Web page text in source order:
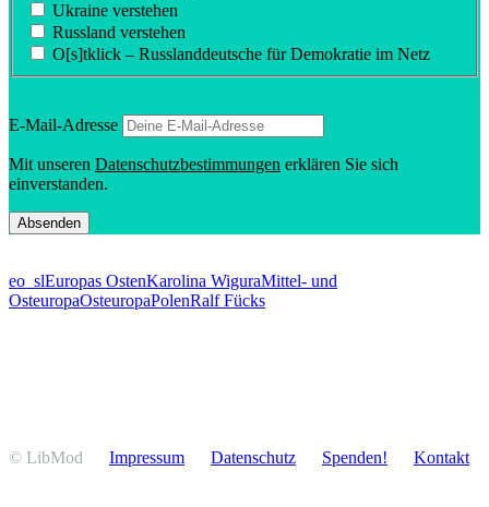
Ukraine verstehen
Russland verstehen
O[s]tklick – Russland­deutsche für Demokratie im Netz
E‑Mail-Adresse
Mit unseren Daten­schutz­be­stim­mungen erklären Sie sich
einverstanden.
eo_slEuropas OstenKarolina WiguraMittel- und
OsteuropaOsteuropaPolenRalf Fücks
© LibMod Impressum Daten­schutz Spenden! Kontakt